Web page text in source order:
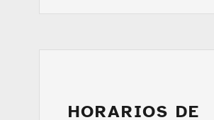
HORARIOS DE